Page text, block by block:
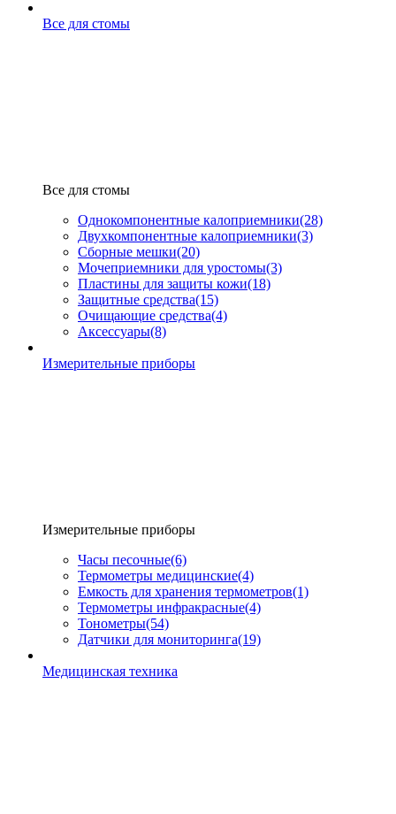
Все для стомы
Все для стомы
Однокомпонентные калоприемники(28)
Двухкомпонентные калоприемники(3)
Сборные мешки(20)
Мочеприемники для уростомы(3)
Пластины для защиты кожи(18)
Защитные средства(15)
Очищающие средства(4)
Аксессуары(8)
Измерительные приборы
Измерительные приборы
Часы песочные(6)
Термометры медицинские(4)
Емкость для хранения термометров(1)
Термометры инфракрасные(4)
Тонометры(54)
Датчики для мониторинга(19)
Медицинская техника